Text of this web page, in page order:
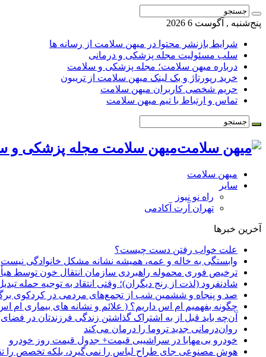
پنج‌شنبه , آگوست 6 2026
شرایط بازنشر محتوا در میهن سلامت از رسانه ها
سلب مسئولیت مجله پزشکی و درمانی
درباره میهن سلامت؛ مجله پزشکی و سلامت
خرید رپورتاژ و بک لینک میهن سلامت از تریبون
حریم شخصی کاربران میهن سلامت
تماس و ارتباط با تیم میهن سلامت
میهن سلامت مجله پزشکی و
میهن سلامت
سایر
راه نو نیوز
تهران آرت آکادمی
آخرین خبرها
علت خواب رفتن دست چیست؟
وابستگی به خاله و عمه، همیشه نشانه مشکل خانوادگی نیست
ترخیص فوری محموله راهبردی سازمان انتقال خون توسط
شادنفرود (لذت از رنج دیگران)؛ وقتی انتقاد به توجیه حمله
صد و پنجاه‌ و ششمین شب از تجمع‌های مردمی در کردکوی
چگونه بفهمیم ام اس داریم؟ ( علائم و نشانه های بیماری ام
آن‌چه باید قبل از به اشتراک گذاشتن زندگی فرزندتان در فضای
روان‌درمانی جدید تروما را درمان می‌کند
خودرو بی‌مهابا در سراشیبی قیمت+ جدول قیمت روز خودرو
هوش مصنوعی جای طراح لباس را نمی‌گیرد، بلکه تخصص را